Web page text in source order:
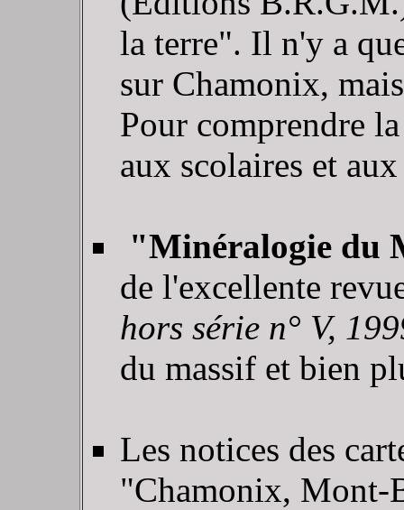
la terre". Il n'y a
sur Chamonix,
Pour comprendre
aux scolaires et
"Minéralogie du
de l'excellente
hors série n° V,
du massif et bien
Les notices des
"Chamonix, Mont-